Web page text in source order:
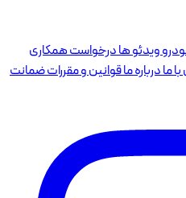
ویدئو هادرخواست همکاری
مادرباره ماقوانین و مقرراتضمانت